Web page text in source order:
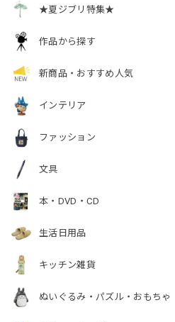
★夏ジブリ特集★
作品から探す
新商品・おすすめ人気
インテリア
ファッション
文具
本・DVD・CD
生活日用品
キッチン雑貨
ぬいぐるみ・パズル・おもちゃ